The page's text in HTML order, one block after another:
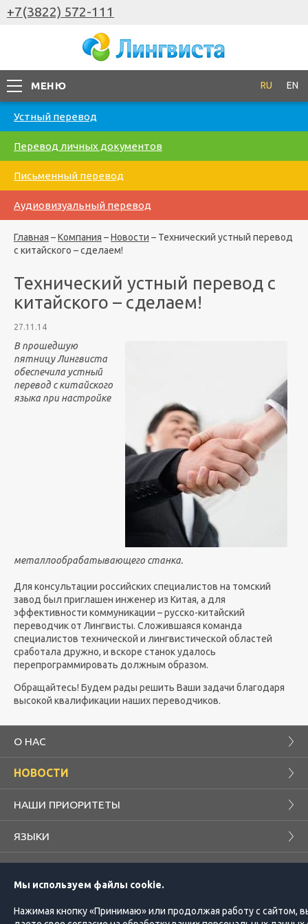
+7(3822) 572-111
МЕНЮ RU EN
Устный перевод
Перевод личных документов
Письменный перевод
Аудиовизуальный перевод
Главная –Компания –Новости – Технический устный перевод
с китайского – сделаем!
Технический устный перевод с
китайского – сделаем!
27.11.14
В прошедшую
пятницу Лингвиста
обеспечила устный
перевод с китайского
языка при настройке
металлообрабатывающего станка.
Для консультации российских специалистов на томский
завод был приглашен инженер из Китая, а для
эффективности коммуникации – русско-китайский
переводчик от Лингвисты. Сложившаяся команда
специалистов технической и лингвистической областей
сработала дружно, и вскоре станок удалось
перепрограммировать должным образом.
Обращайтесь! Будем рады решить Ваши задачи благодаря
высокой квалификации наших переводчиков.
О НАС
НОВОСТИ
НАШИ ПРИОРИТЕТЫ
ЯЗЫКИ
Мы используем файлы cookie.
Нажимая кнопку «Принимаю» или продолжая работу с сайтом,